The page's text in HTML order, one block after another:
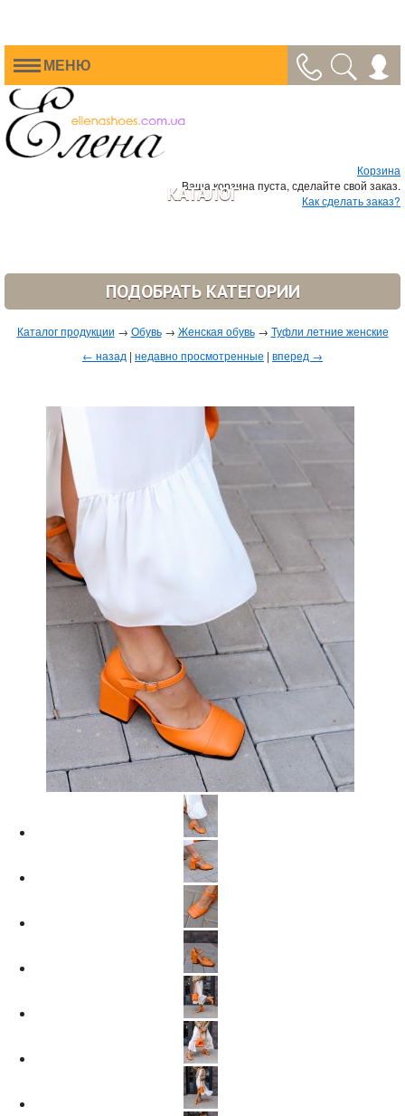
МЕНЮ
Корзина
Ваша корзина пуста, сделайте свой заказ.
Как сделать заказ?
КАТАЛОГ
ПОДОБРАТЬ КАТЕГОРИИ
Каталог продукции → Обувь→ Женская обувь→ Туфли летние женские
← назад | недавно просмотренные | вперед →